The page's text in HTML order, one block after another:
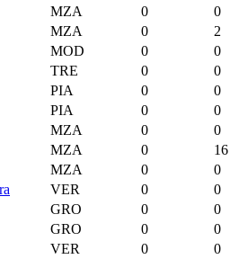
MZA 0
0
MZA 0
2
MOD 0
0
TRE 0
0
PIA 0
0
PIA 0
0
MZA 0
0
MZA 0
16
MZA 0
0
VER 0
0
GRO 0
0
GRO 0
0
VER 0
0